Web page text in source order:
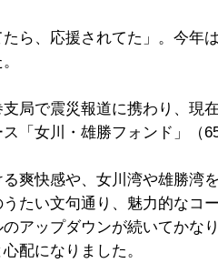
ら、応援されてた」。今年
局で震災報道に携わり、現
「女川・雄勝フォンド」（
る爽快感や、女川湾や雄勝湾
たい文句通り、魅力的なコ
アップダウンが続いてかな
配になりました。